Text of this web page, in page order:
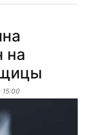
на
15:00